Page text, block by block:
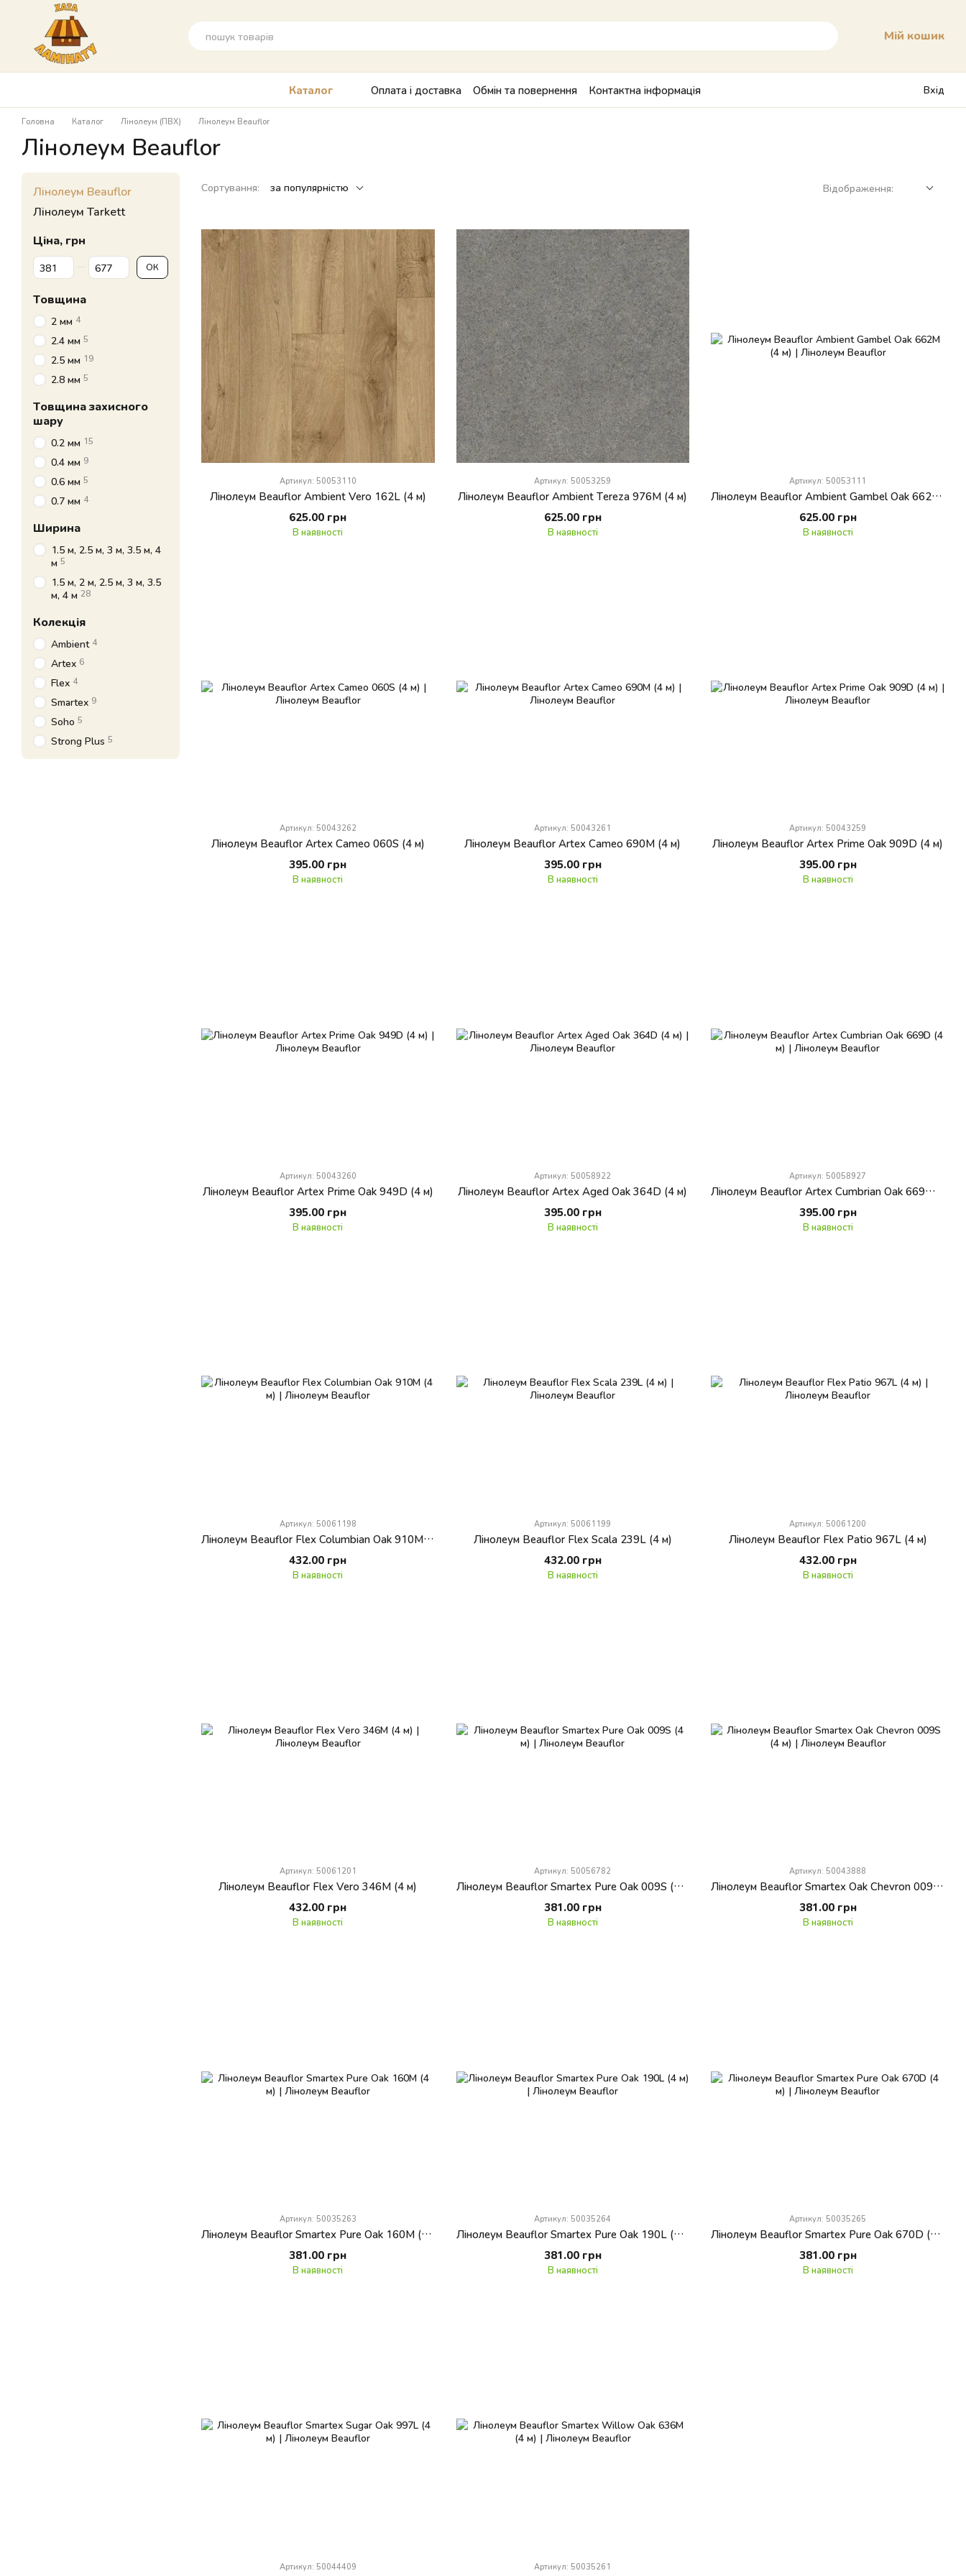
Перейти до основного контенту
Мій кошик
Каталог Оплата і доставка Обмін та повернення Контактна інформація Вхід
Головна Каталог Лінолеум (ПВХ) Лінолеум Beauflor
Лінолеум Beauflor
Сортування: за популярністю Відображення:
Артикул: 50053110
Лінолеум Beauflor Ambient Vero 162L (4 м)
625.00 грн
В наявності
Артикул: 50053259
Лінолеум Beauflor Ambient Tereza 976M (4 м)
625.00 грн
В наявності
Артикул: 50053111
Лінолеум Beauflor Ambient Gambel Oak 662M (4 м)
625.00 грн
В наявності
Артикул: 50043262
Лінолеум Beauflor Artex Cameo 060S (4 м)
395.00 грн
В наявності
Артикул: 50043261
Лінолеум Beauflor Artex Cameo 690M (4 м)
395.00 грн
В наявності
Артикул: 50043259
Лінолеум Beauflor Artex Prime Oak 909D (4 м)
395.00 грн
В наявності
Артикул: 50043260
Лінолеум Beauflor Artex Prime Oak 949D (4 м)
395.00 грн
В наявності
Артикул: 50058922
Лінолеум Beauflor Artex Aged Oak 364D (4 м)
395.00 грн
В наявності
Артикул: 50058927
Лінолеум Beauflor Artex Cumbrian Oak 669D (4 м)
395.00 грн
В наявності
Артикул: 50061198
Лінолеум Beauflor Flex Columbian Oak 910M (4 м)
432.00 грн
В наявності
Артикул: 50061199
Лінолеум Beauflor Flex Scala 239L (4 м)
432.00 грн
В наявності
Артикул: 50061200
Лінолеум Beauflor Flex Patio 967L (4 м)
432.00 грн
В наявності
Артикул: 50061201
Лінолеум Beauflor Flex Vero 346M (4 м)
432.00 грн
В наявності
Артикул: 50056782
Лінолеум Beauflor Smartex Pure Oak 009S (4 м)
381.00 грн
В наявності
Артикул: 50043888
Лінолеум Beauflor Smartex Oak Chevron 009S (4 м)
381.00 грн
В наявності
Артикул: 50035263
Лінолеум Beauflor Smartex Pure Oak 160M (4 м)
381.00 грн
В наявності
Артикул: 50035264
Лінолеум Beauflor Smartex Pure Oak 190L (4 м)
381.00 грн
В наявності
Артикул: 50035265
Лінолеум Beauflor Smartex Pure Oak 670D (4 м)
381.00 грн
В наявності
Артикул: 50044409 Артикул: 50035261
Лінолеум Beauflor
Лінолеум Tarkett
Ціна, грн
Від Ціна, грн
До Ціна, грн ОК
Товщина
2 мм 4
2.4 мм 5
2.5 мм 19
2.8 мм 5
Товщина захисного
шару
0.2 мм 15
0.4 мм 9
0.6 мм 5
0.7 мм 4
Ширина
1.5 м, 2.5 м, 3 м, 3.5 м, 4
м 5
1.5 м, 2 м, 2.5 м, 3 м, 3.5
м, 4 м 28
Колекція
Ambient 4
Artex 6
Flex 4
Smartex 9
Soho 5
Strong Plus 5